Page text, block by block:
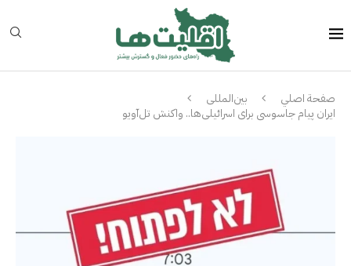
صفحة اصلي
بین‌المللی
ایران پیام جاسوسی برای اسرائیلی‌ها.. واکنش تل‌آویو